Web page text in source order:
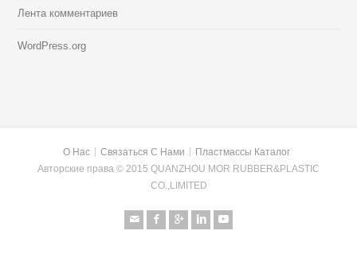
Лента комментариев
WordPress.org
О Нас Связаться С Нами
Пластмассы Каталог
Авторские права © 2015 QUANZHOU MOR RUBBER&PLASTIC
CO.,LIMITED